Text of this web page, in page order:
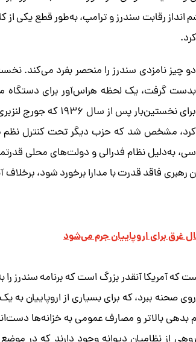
انداز رقابت سندرز و ترامپ، به‌طور قطع یکی
دو چیز نامزدی سندرز را منحصر بفرد می‌کند.
بدست گرفت، یک لحظه هراس‌آور برای دستگاه
برای نخستین‌بار پس از
کرد، مشخص شد که حزب دیگر تحت کنترل نظم
به‌دلیل نظام فدرالی و دولت‌های محلی
فاقد قدرت با مدارا برخورد شود،
غرق برای اروپاییان جرم می‌شود
که آمریکا آنقدر بزرگ است که برنامه سندرز را
صحنه ببرد، که برای بسیاری از اروپاییان به
بدهی بالاتر و مصارف عمومی به خزانه‌ها